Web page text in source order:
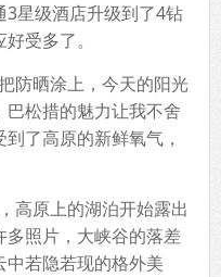
星级酒店升级到了4钻
受多了。
防晒涂上，今天的阳光
松措的魅力让我不舍
了高原的新鲜氧气，
高原上的湖泊开始露出
照片，大峡谷的落差
若隐若现的格外美